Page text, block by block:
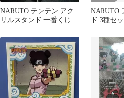
NARUTO テンテン アク
リルスタンド 一番くじ
NARUTO
ド 3種セッ